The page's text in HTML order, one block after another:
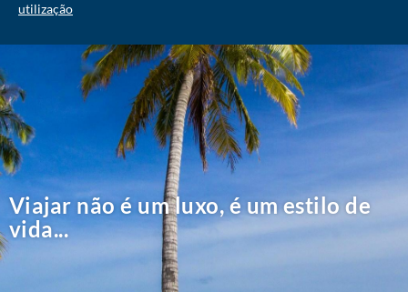
Viajar não é um luxo, é um estilo de
vida...
utilização